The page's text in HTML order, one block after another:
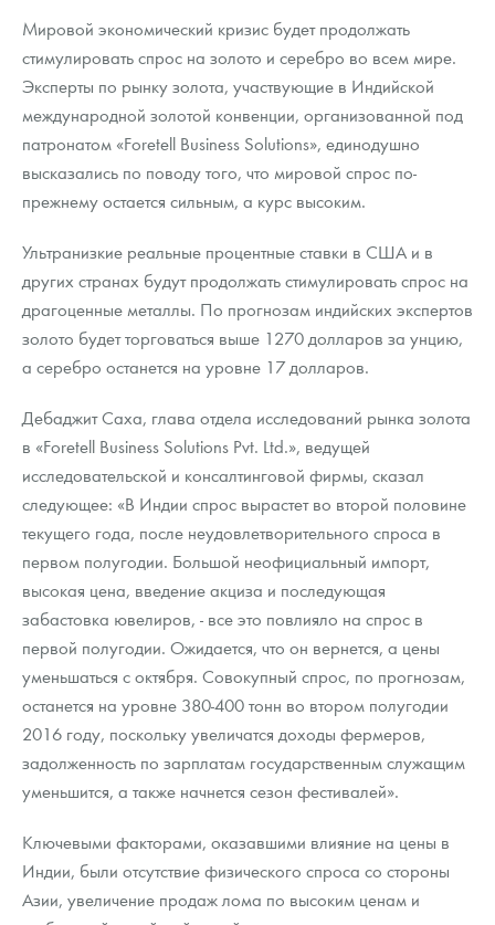
Золотой червонец Сеятель
Золотые слитки
Аксессуары
Гарри Поттер
Год Лошади
Флот: ледоколы и корабли
Жетоны "Необыкновенные обитатели глубин"
Ювелирные изделия
Русская нумизматика
Наборы подарочных и коллекционных монет
Монеты и жетоны из недрагоценных металлов
Выкуп монет
Выкуп серебряных монет
Вопрос - ответ
Памятка для работы с монетами из драгметаллов
Условия возврата
Монеты
Политика конфиденциальности
Политика использования Cookies
Положение по обработке и защите персональных данных
Распродажа монет и жетонов
Итоги 2025 года. Прогноз курсов золота, серебра, платины на
2026 год
Cтатьи
Георгий Победоносец - динамика цен
Курс золота и серебра
Лом выкуп
Скупка слитков
Контакты
О нас
Наши преимущества
Письмо директору
Мировой экономический кризис будет продолжать
стимулировать спрос на золото и серебро во всем мире.
Эксперты по рынку золота, участвующие в Индийской
международной золотой конвенции, организованной под
патронатом «Foretell Business Solutions», единодушно
высказались по поводу того, что мировой спрос по-
прежнему остается сильным, а курс высоким.
Ультранизкие реальные процентные ставки в США и в
других странах будут продолжать стимулировать спрос на
драгоценные металлы. По прогнозам индийских экспертов
золото будет торговаться выше 1270 долларов за унцию,
а серебро останется на уровне 17 долларов.
Дебаджит Саха, глава отдела исследований рынка золота
в «Foretell Business Solutions Pvt. Ltd.», ведущей
исследовательской и консалтинговой фирмы, сказал
следующее: «В Индии спрос вырастет во второй половине
текущего года, после неудовлетворительного спроса в
первом полугодии. Большой неофициальный импорт,
высокая цена, введение акциза и последующая
забастовка ювелиров, - все это повлияло на спрос в
первой полугодии. Ожидается, что он вернется, а цены
уменьшаться с октября. Совокупный спрос, по прогнозам,
останется на уровне 380-400 тонн во втором полугодии
2016 году, поскольку увеличатся доходы фермеров,
задолженность по зарплатам государственным служащим
уменьшится, а также начнется сезон фестивалей».
Ключевыми факторами, оказавшими влияние на цены в
Индии, были отсутствие физического спроса со стороны
Азии, увеличение продаж лома по высоким ценам и